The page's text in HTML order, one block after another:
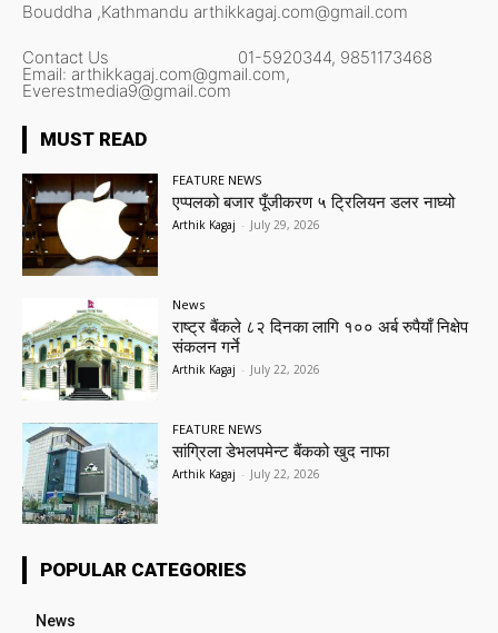
Bouddha ,Kathmandu arthikkagaj.com@gmail.com
Contact Us 01-5920344, 9851173468
Email: arthikkagaj.com@gmail.com,
Everestmedia9@gmail.com
MUST READ
FEATURE NEWS
एप्पलको बजार पूँजीकरण ५ ट्रिलियन डलर नाघ्यो
Arthik Kagaj - July 29, 2026
News
राष्ट्र बैंकले ८२ दिनका लागि १०० अर्ब रुपैयाँ निक्षेप
संकलन गर्ने
Arthik Kagaj - July 22, 2026
FEATURE NEWS
सांग्रिला डेभलपमेन्ट बैंकको खुद नाफा
Arthik Kagaj - July 22, 2026
POPULAR CATEGORIES
News